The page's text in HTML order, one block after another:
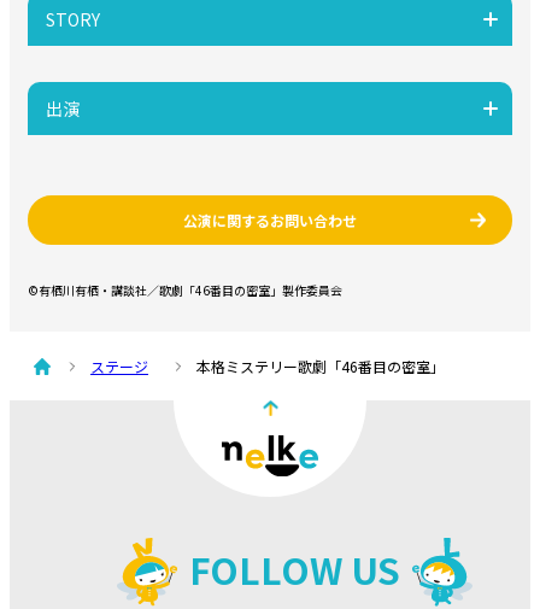
STORY
出演
公演に関するお問い合わせ
©有栖川有栖・講談社／歌劇「46番目の密室」製作委員会
ステージ 本格ミステリー歌劇「46番目の密室」
FOLLOW US